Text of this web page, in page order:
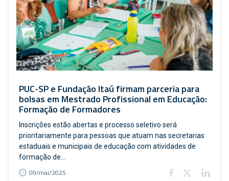
PUC-SP e Fundação Itaú firmam parceria para
bolsas em Mestrado Profissional em Educação:
Formação de Formadores
Inscrições estão abertas e processo seletivo será
prioritariamente para pessoas que atuam nas secretarias
estaduais e municipais de educação com atividades de
formação de...
09/mai/2025